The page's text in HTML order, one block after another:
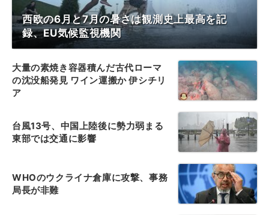
西欧の6月と7月の暑さは観測史上最高を記
録、EU気候監視機関
大量の素焼き容器積んだ古代ローマ
の沈没船発見 ワイン運搬か 伊シチリ
ア
台風13号、中国上陸後に勢力弱まる
東部では交通に影響
WHOのウクライナ倉庫に攻撃、事務
局長が非難